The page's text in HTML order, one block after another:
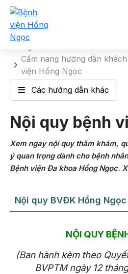
Nội quy bệnh viện
Cẩm nang hướng dẫn
viện Hồng Ngọc
Các hướng dẫn khác
Nội quy bệnh
Xem ngay nội quy thăm khám,
ý quan trọng dành cho bệnh
Bệnh viện Đa khoa Hồng Ngọc.
Nội quy BVĐK Hồng Ngọc
NỘI QUY
(Ban hành kèm theo
BVPTM ngày 12